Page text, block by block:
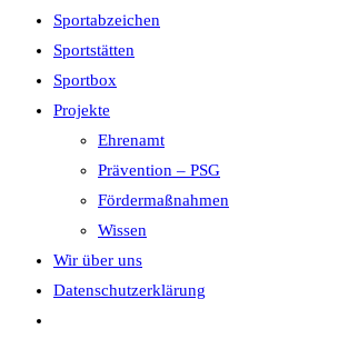
Sportabzeichen
Sportstätten
Sportbox
Projekte
Ehrenamt
Prävention – PSG
Fördermaßnahmen
Wissen
Wir über uns
Datenschutzerklärung